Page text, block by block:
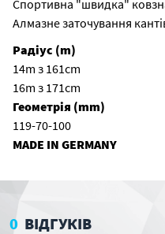
Спортивна "швидка"
Алмазне заточування
Радіус (m)
14m з 161cm
16m з 171cm
Геометрія (mm)
119-70-100
MADE IN GERMANY
0 ВІДГУКІВ